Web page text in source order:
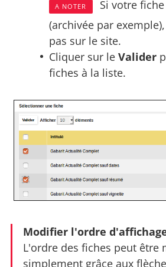
A NOTER
Si votre
(archivée par
pas sur le site.
Cliquer sur le Valider
fiches à la liste.
Modifier l'ordre
L'ordre des fiches peut être
simplement grâce aux